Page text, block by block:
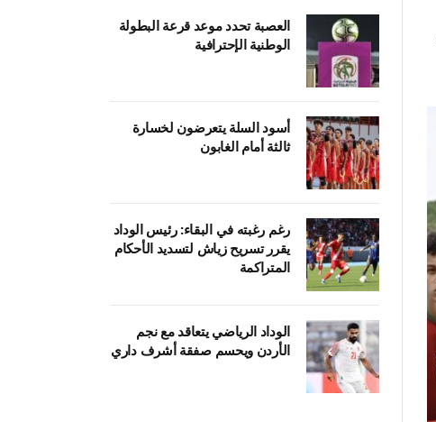
العصبة تحدد موعد قرعة البطولة
الوطنية الإحترافية
أسود السلة يتعرضون لخسارة
ثالثة أمام الغابون
رغم رغبته في البقاء: رئيس الوداد
يقرر تسريح زياش لتسديد الأحكام
المتراكمة
الوداد الرياضي يتعاقد مع نجم
الأردن ويحسم صفقة أشرف داري